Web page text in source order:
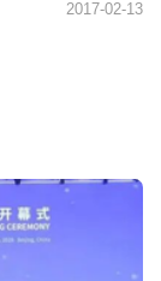
2017-02-13